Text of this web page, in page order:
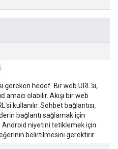
gereken hedef. Bir web URL'si,
amacı olabilir. Akışı bir web
kullanılır. Sohbet bağlantısı,
bağlantı sağlamak için
Android niyetini tetiklemek için
belirtilmesini gerektirir.